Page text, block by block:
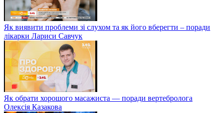
Як виявити проблеми зі слухом та як його вберегти – поради
лікарки Лариси Савчук
Як обрати хорошого масажиста — поради вертебролога
Олексія Казакова